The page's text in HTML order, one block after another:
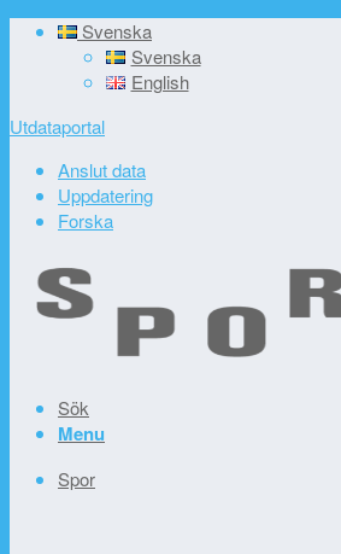
Svenska
Svenska
English
Utdataportal
Anslut data
Uppdatering
Forska
Sök
Menu
Spor